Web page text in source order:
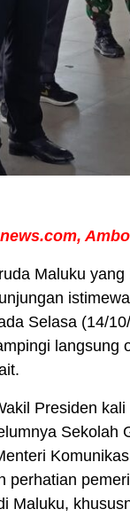
Maluku
Selasa (14/
langsung
Presiden
Sekolah
perhatian
Maluku,